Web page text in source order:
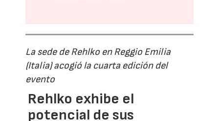
La sede de Rehlko en Reggio Emilia
(Italia) acogió la cuarta edición del
evento
Rehlko exhibe el
potencial de sus